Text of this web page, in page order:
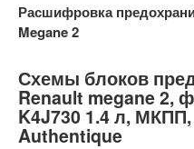
Расшифровка
Megane 2
Схемы блоков
Renault megane 2,
K4J730 1.4 л,
Authentique